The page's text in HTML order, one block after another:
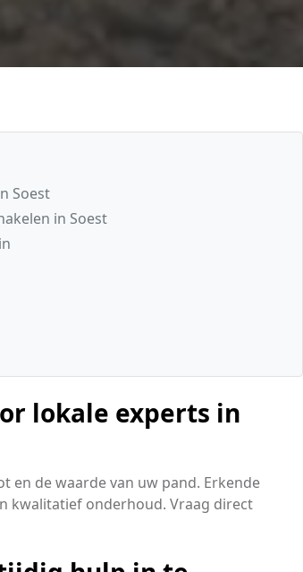
Soest
in Soest
lokale experts in
en de waarde van uw pand. Erkende
kwalitatief onderhoud. Vraag direct